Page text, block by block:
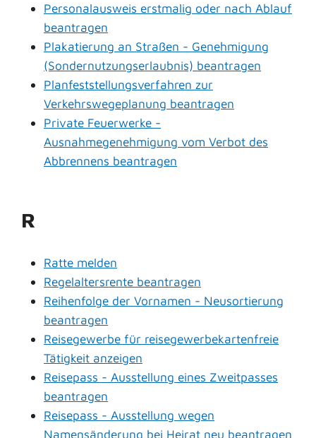
Personalausweis erstmalig oder nach Ablauf
beantragen
Plakatierung an Straßen - Genehmigung
(Sondernutzungserlaubnis) beantragen
Planfeststellungsverfahren zur
Verkehrswegeplanung beantragen
Private Feuerwerke -
Ausnahmegenehmigung vom Verbot des
Abbrennens beantragen
R
Ratte melden
Regelaltersrente beantragen
Reihenfolge der Vornamen - Neusortierung
beantragen
Reisegewerbe für reisegewerbekartenfreie
Tätigkeit anzeigen
Reisepass - Ausstellung eines Zweitpasses
beantragen
Reisepass - Ausstellung wegen
Namensänderung bei Heirat neu beantragen